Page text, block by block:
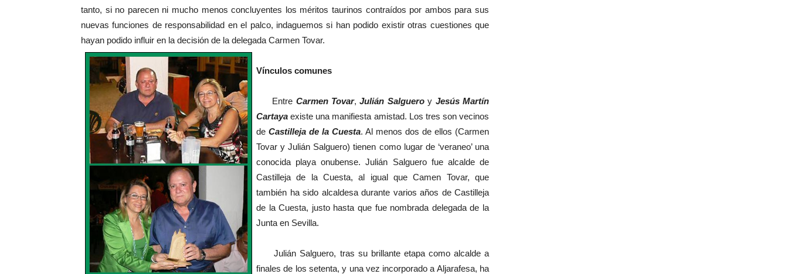
tanto, si no parecen ni mucho menos concluyentes los méritos taurinos contraídos por ambos para sus
nuevas funciones de responsabilidad en el palco, indaguemos si han podido existir otras cuestiones que
hayan podido influir en la decisión de la delegada Carmen Tovar.
Vínculos comunes
Entre Carmen Tovar,Julián Salgueroy Jesús Martín
Cartaya existe una manifiesta amistad. Los tres son vecinos
de Castilleja de la Cuesta. Al menos dos de ellos (Carmen
Tovar y Julián Salguero) tienen como lugar de ‘veraneo’ una
conocida playa onubense. Julián Salguero fue alcalde de
Castilleja de la Cuesta, al igual que Camen Tovar, que
también ha sido alcaldesa durante varios años de Castilleja
de la Cuesta, justo hasta que fue nombrada delegada de la
Junta en Sevilla.
Julián Salguero, tras su brillante etapa como alcalde a
finales de los setenta, y una vez incorporado a Aljarafesa, ha